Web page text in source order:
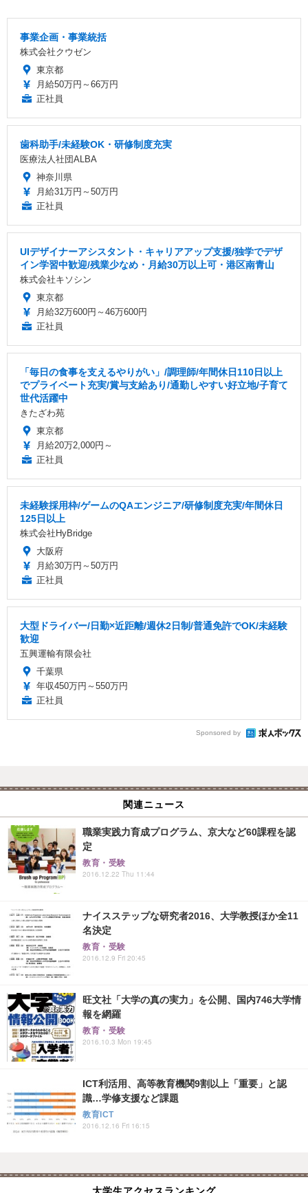
事業企画・事業統括
株式会社クウゼン
東京都
月給50万円～66万円
正社員
歯科助手/未経験OK・研修制度充実
医療法人社団ALBA
神奈川県
月給31万円～50万円
正社員
UIデザイナーアシスタント・キャリアアップ支援/独学でデザ
イン学習中歓迎/残業少なめ・月給30万以上可・港区南青山
株式会社キソシン
東京都
月給32万600円～46万600円
正社員
「毎日の食事を支えるやりがい」/調理師/年間休日110日以上
でプライベート充実/賞与支給あり/通勤しやすい好立地/子育て
世代活躍中
きたざわ苑
東京都
月給20万2,000円～
正社員
未経験採用枠/ゲームのQAエンジニア/研修制度充実/年間休日
125日以上
株式会社HyBridge
大阪府
月給30万円～50万円
正社員
大型ドライバー/日勤×近距離/週休2日制/普通免許でOK/未経験
歓迎
五興運輸有限会社
千葉県
年収450万円～550万円
正社員
Sponsored by
関連ニュース
職業実践力育成プログラム、京大など60課程を認
定
教育・受験
2016.12.22 Thu 11:44
ナイスステップな研究者2016、大学教授ほか全11
名決定
教育・受験
2016.12.9 Fri 20:45
旺文社「大学の真の実力」を公開、国内746大学情
報を網羅
教育・受験
2016.10.3 Mon 19:45
ICT利活用、高等教育機関9割以上「重要」と認
識…学修支援など課題
教育ICT
2016.12.16 Fri 16:15
大学生アクセスランキング